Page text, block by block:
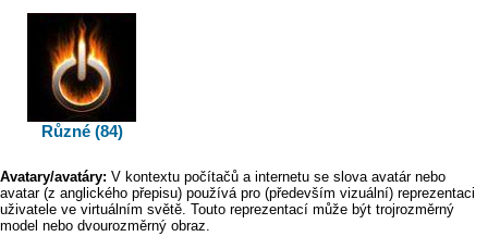
Různé (84)
Avatary/avatáry: V kontextu počítačů a internetu se slova avatár nebo
avatar (z anglického přepisu) používá pro (především vizuální) reprezentaci
uživatele ve virtuálním světě. Touto reprezentací může být trojrozměrný
model nebo dvourozměrný obraz.